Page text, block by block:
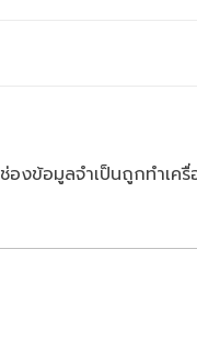
ช่องข้อมูลจำเป็นถูกทำเค